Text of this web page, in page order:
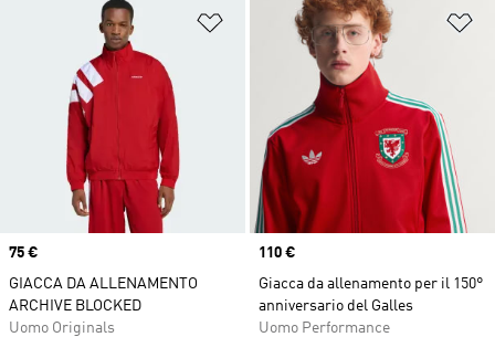
Aggiungi alla lista dei desideri
Price
75 €
GIACCA DA ALLENAMENTO
ARCHIVE BLOCKED
Uomo Originals
Price
110 €
Giacca da allenamento per il 150°
anniversario del Galles
Uomo Performance